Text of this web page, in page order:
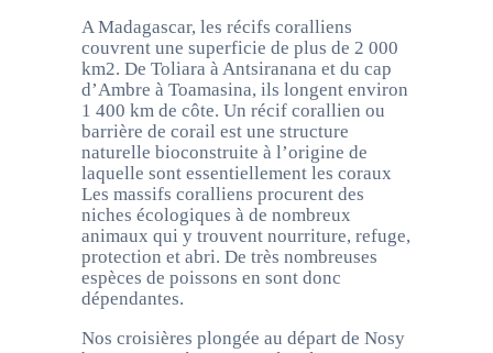
A Madagascar, les récifs coralliens
couvrent une superficie de plus de 2 000
km2. De Toliara à Antsiranana et du cap
d’Ambre à Toamasina, ils longent environ
1 400 km de côte. Un récif corallien ou
barrière de corail est une structure
naturelle bioconstruite à l’origine de
laquelle sont essentiellement les coraux
Les massifs coralliens procurent des
niches écologiques à de nombreux
animaux qui y trouvent nourriture, refuge,
protection et abri. De très nombreuses
espèces de poissons en sont donc
dépendantes.
Nos croisières plongée au départ de Nosy